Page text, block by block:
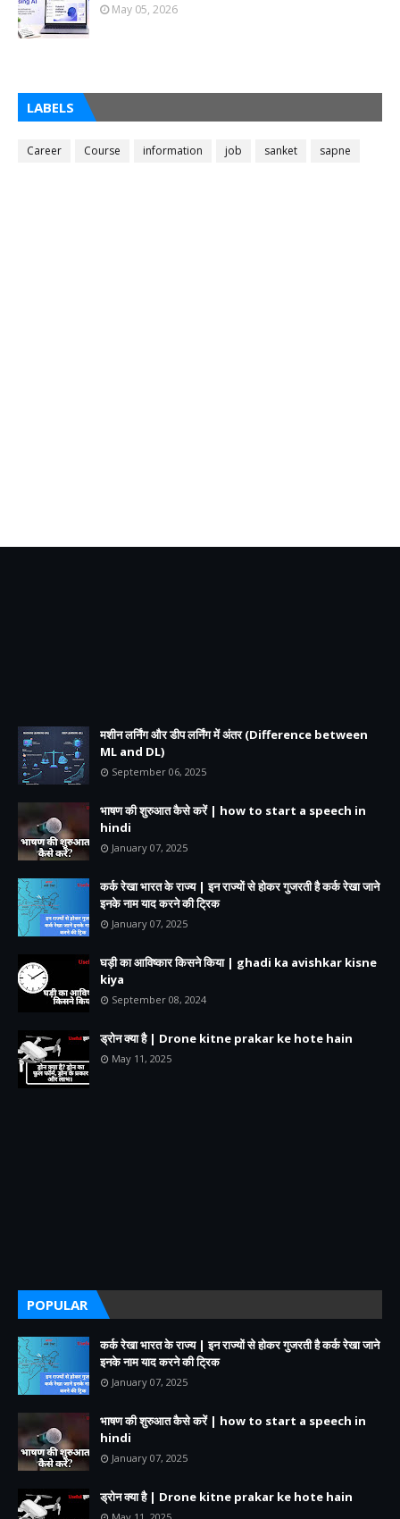
May 05, 2026
LABELS
Career Course information job sanket sapne
मशीन लर्निंग और डीप लर्निंग में अंतर (Difference between
ML and DL)
September 06, 2025
भाषण की शुरुआत कैसे करें | how to start a speech in
hindi
January 07, 2025
कर्क रेखा भारत के राज्य | इन राज्यों से होकर गुजरती है कर्क रेखा जाने
इनके नाम याद करने की ट्रिक
January 07, 2025
घड़ी का आविष्कार किसने किया | ghadi ka avishkar kisne
kiya
September 08, 2024
ड्रोन क्या है | Drone kitne prakar ke hote hain
May 11, 2025
POPULAR
कर्क रेखा भारत के राज्य | इन राज्यों से होकर गुजरती है कर्क रेखा जाने
इनके नाम याद करने की ट्रिक
January 07, 2025
भाषण की शुरुआत कैसे करें | how to start a speech in
hindi
January 07, 2025
ड्रोन क्या है | Drone kitne prakar ke hote hain